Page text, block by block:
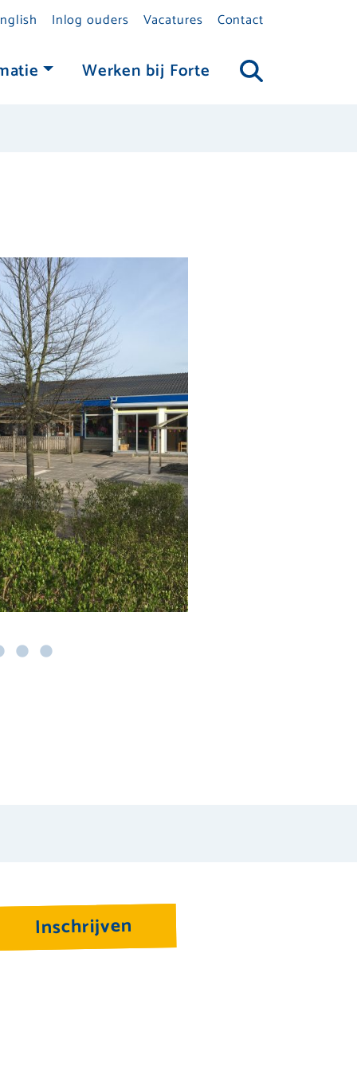
Inlog ouders Vacatures Contact
Werken bij Forte
Inschrijven